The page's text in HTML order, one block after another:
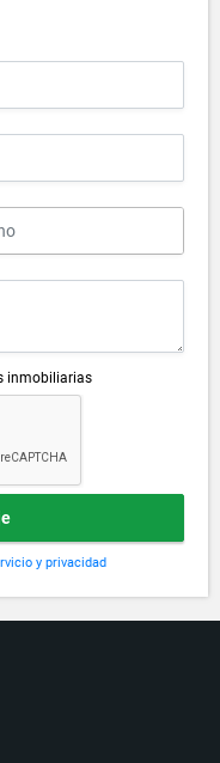
inmobiliarias
y privacidad